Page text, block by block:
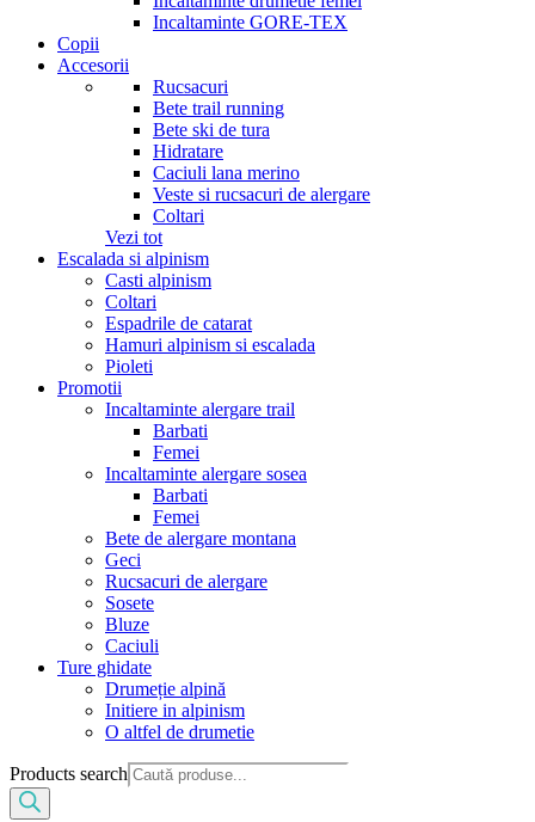
Incaltaminte GORE-TEX
Copii
Accesorii
Rucsacuri
Bete trail running
Bete ski de tura
Hidratare
Caciuli lana merino
Veste si rucsacuri de alergare
Coltari
Vezi tot
Escalada si alpinism
Casti alpinism
Coltari
Espadrile de catarat
Hamuri alpinism si escalada
Pioleti
Promotii
Incaltaminte alergare trail
Barbati
Femei
Incaltaminte alergare sosea
Barbati
Femei
Bete de alergare montana
Geci
Rucsacuri de alergare
Sosete
Bluze
Caciuli
Ture ghidate
Drumeție alpină
Initiere in alpinism
O altfel de drumetie
Products search